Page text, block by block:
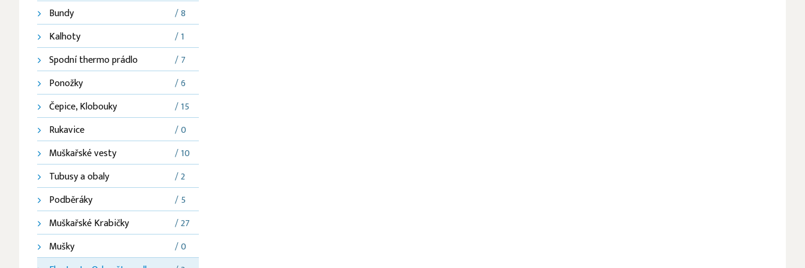
Bundy
/ 8
Kalhoty
/ 1
Spodní thermo prádlo
/ 7
Ponožky
/ 6
Čepice, Klobouky
/ 15
Rukavice
/ 0
Muškařské vesty
/ 10
Tubusy a obaly
/ 2
Podběráky
/ 5
Muškařské Krabičky
/ 27
Mušky
/ 0